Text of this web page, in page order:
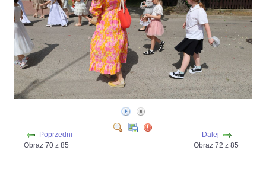
Poprzedni
Obraz 70 z 85
Dalej
Obraz 72 z 85